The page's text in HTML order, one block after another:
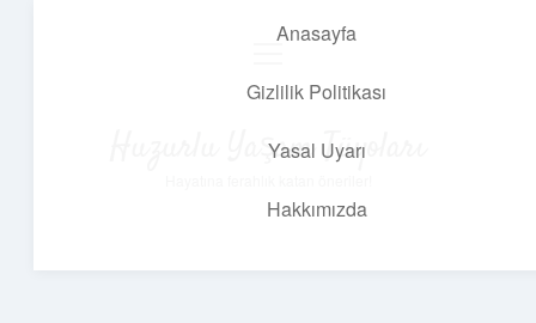
Anasayfa
Gizlilik Politikası
Yasal Uyarı
Hakkımızda
Huzurlu Yaşam Tüyoları